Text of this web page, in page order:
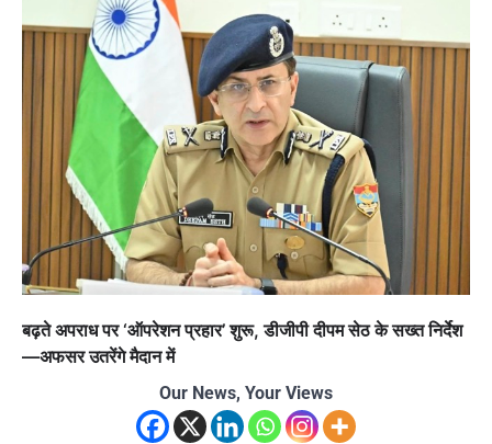
बढ़ते अपराध पर ‘ऑपरेशन प्रहार’ शुरू, डीजीपी दीपम सेठ के सख्त निर्देश
—अफसर उतरेंगे मैदान में
Our News, Your Views